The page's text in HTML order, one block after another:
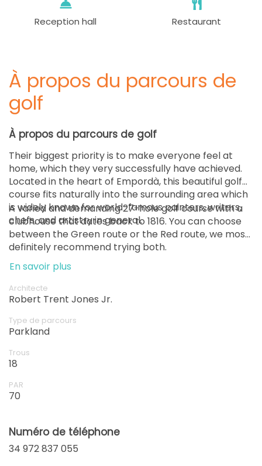
Reception hall Restaurant
À propos du parcours de
golf
À propos du parcours de golf
Their biggest priority is to make everyone feel at
home, which they very successfully have achieved.
Located in the heart of Empordà, this beautiful golf
course fits naturally into the surrounding area which
is widely known for world-famous painters, writers,
chefs, and artistry in general.
A varied and demanding 27-hole golf course with a
clubhouse that dates back to 1816. You can choose
between the Green route or the Red route, we most
definitely recommend trying both.
En savoir plus
Architecte
Robert Trent Jones Jr.
Type de parcours
Parkland
Trous
18
PAR
70
Numéro de téléphone
34 972 837 055